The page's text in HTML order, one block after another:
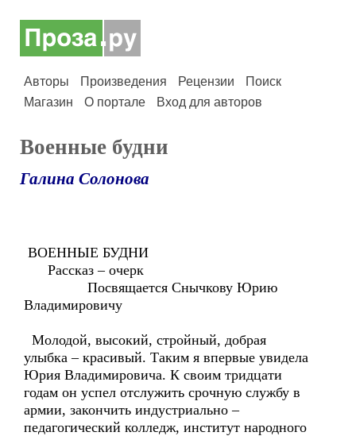
Авторы Произведения Рецензии
Поиск
Магазин
О портале Вход для авторов
Военные будни
Галина Солонова
ВОЕННЫЕ БУДНИ
Рассказ – очерк
Посвящается Снычкову Юрию
Владимировичу
Молодой, высокий, стройный, добрая
улыбка – красивый. Таким я впервые увидела
Юрия Владимировича. К своим тридцати
годам он успел отслужить срочную службу в
армии, закончить индустриально –
педагогический колледж, институт народного